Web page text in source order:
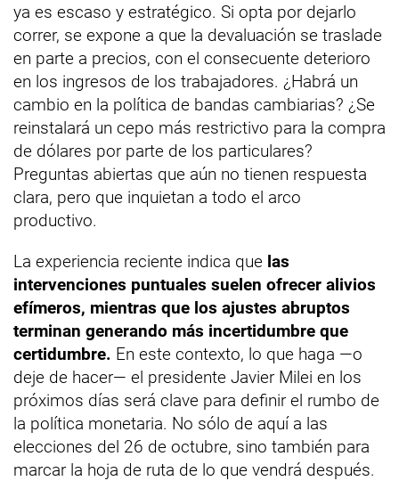
ya es escaso y estratégico. Si opta por dejarlo
correr, se expone a que la devaluación se traslade
en parte a precios, con el consecuente deterioro
en los ingresos de los trabajadores. ¿Habrá un
cambio en la política de bandas cambiarias? ¿Se
reinstalará un cepo más restrictivo para la compra
de dólares por parte de los particulares?
Preguntas abiertas que aún no tienen respuesta
clara, pero que inquietan a todo el arco
productivo.
La experiencia reciente indica que las
intervenciones puntuales suelen ofrecer alivios
efímeros, mientras que los ajustes abruptos
terminan generando más incertidumbre que
certidumbre. En este contexto, lo que haga —o
deje de hacer— el presidente Javier Milei en los
próximos días será clave para definir el rumbo de
la política monetaria. No sólo de aquí a las
elecciones del 26 de octubre, sino también para
marcar la hoja de ruta de lo que vendrá después.